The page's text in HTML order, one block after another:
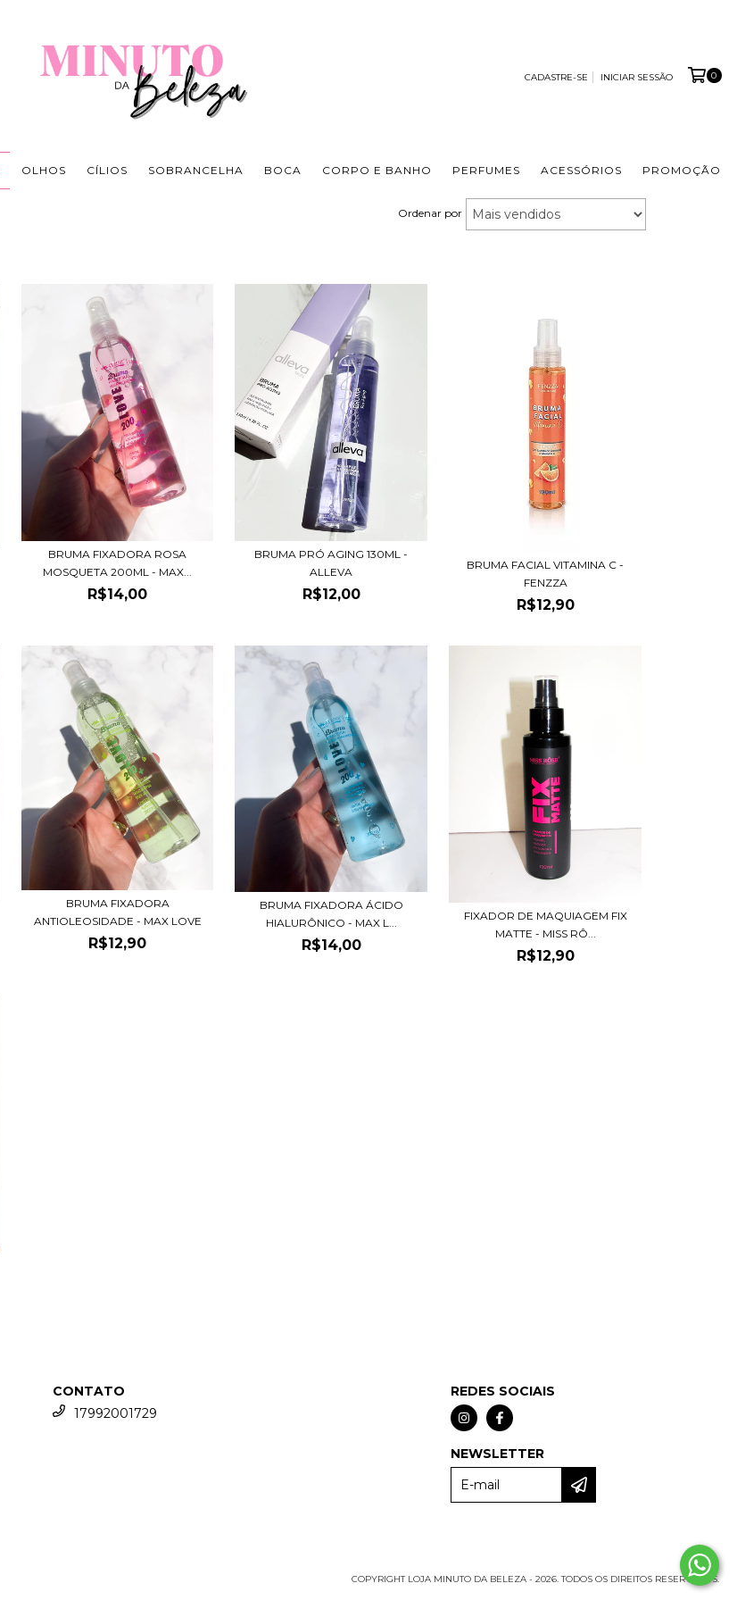
CADASTRE-SE INICIAR SESSÃO 0
OLHOS CÍLIOS SOBRANCELHA BOCA CORPO E BANHO PERFUMES ACESSÓRIOS PROMOÇÃO
Ordenar por
BRUMA FIXADORA ROSA
MOSQUETA 200ML - MAX...
R$14,00
BRUMA PRÓ AGING 130ML -
ALLEVA
R$12,00
BRUMA FACIAL VITAMINA C -
FENZZA
R$12,90
BRUMA FIXADORA
ANTIOLEOSIDADE - MAX LOVE
R$12,90
BRUMA FIXADORA ÁCIDO
HIALURÔNICO - MAX L...
R$14,00
FIXADOR DE MAQUIAGEM FIX
MATTE - MISS RÔ...
R$12,90
CONTATO
17992001729
REDES SOCIAIS
NEWSLETTER
COPYRIGHT LOJA MINUTO DA BELEZA - 2026. TODOS OS DIREITOS RESERVADOS.